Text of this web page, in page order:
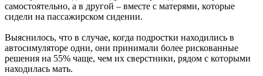
самостоятельно, а в другой – вместе с матерями, которые
сидели на пассажирском сидении.
Выяснилось, что в случае, когда подростки находились в
автосимуляторе одни, они принимали более рискованные
решения на 55% чаще, чем их сверстники, рядом с которыми
находилась мать.